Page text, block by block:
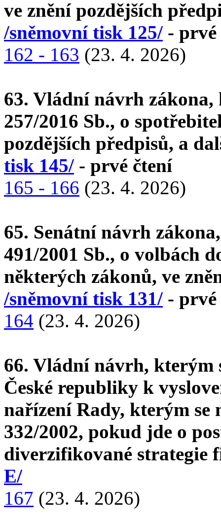
ve znění pozdějších
/sněmovní tisk 125/ -
162 - 163 (23. 4. 2026)
63. Vládní návrh zákona,
257/2016 Sb., o
pozdějších předpisů, a
tisk 145/ - prvé čtení
165 - 166 (23. 4. 2026)
65. Senátní návrh
491/2001 Sb., o volbách
některých zákonů, ve
/sněmovní tisk 131/ -
164 (23. 4. 2026)
66. Vládní návrh, kterým
České republiky k
nařízení Rady, kterým se
332/2002, pokud jde o
diverzifikované strategie
E/
167 (23. 4. 2026)